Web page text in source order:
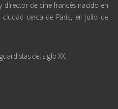
director de cine francés nacido en
ciudad cerca de París, en julio de
del siglo XX.